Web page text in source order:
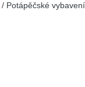
/ Potápěčské vybavení